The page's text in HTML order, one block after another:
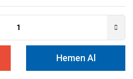
Hemen Al